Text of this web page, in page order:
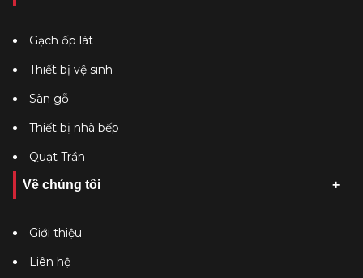
Gạch ốp lát
Thiết bị vệ sinh
Sàn gỗ
Thiết bị nhà bếp
Quạt Trần
Về chúng tôi
Giới thiệu
Liên hệ